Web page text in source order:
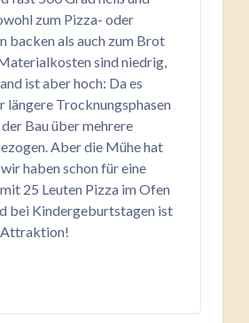
zum Pizza- oder
backen als auch zum Brot
sind niedrig,
ist aber hoch: Da es
längere Trocknungsphasen
Bau über mehrere
Aber die Mühe hat
haben schon für eine
25 Leuten Pizza im Ofen
bei Kindergeburtstagen ist
Attraktion!